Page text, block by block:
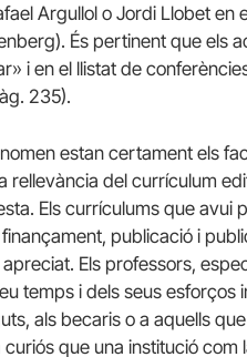
Argullol o Jordi Llobet
És pertinent que els
i en el llistat de
235).
estan certament els
rellevància del currículum
Els currículums que
publicació i
apreciat. Els professors,
temps i dels seus esforços
als becaris o a aquells
curiós que una institució